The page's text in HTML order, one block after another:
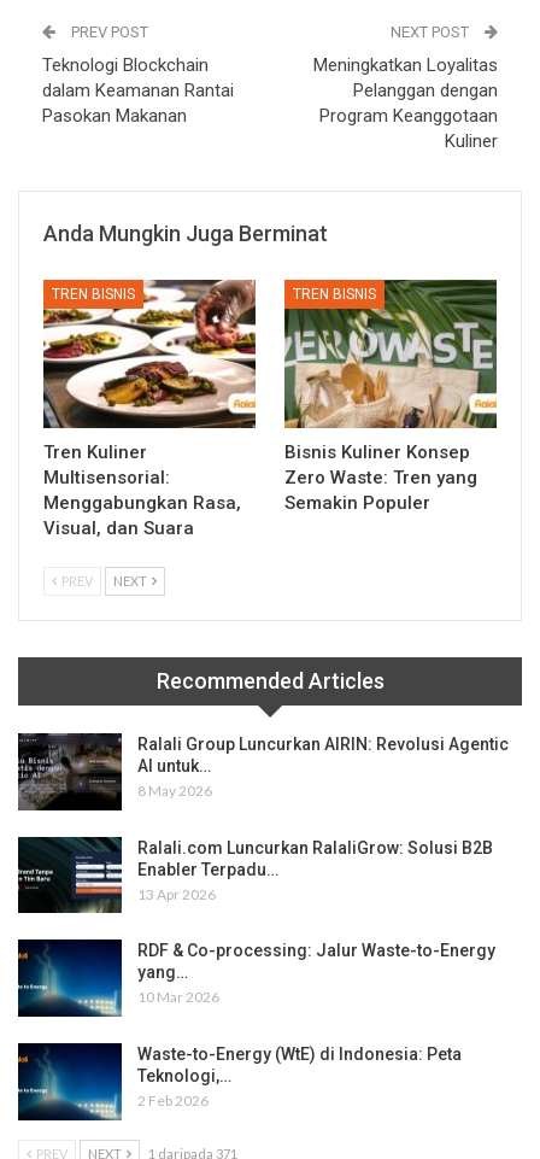
PREV POST
Teknologi Blockchain
dalam Keamanan Rantai
Pasokan Makanan
NEXT POST
Meningkatkan Loyalitas
Pelanggan dengan
Program Keanggotaan
Kuliner
Anda Mungkin Juga Berminat
TREN BISNIS
Tren Kuliner
Multisensorial:
Menggabungkan Rasa,
Visual, dan Suara
TREN BISNIS
Bisnis Kuliner Konsep
Zero Waste: Tren yang
Semakin Populer
PREV NEXT
Recommended Articles
Ralali Group Luncurkan AIRIN: Revolusi Agentic
AI untuk…
8 May 2026
Ralali.com Luncurkan RalaliGrow: Solusi B2B
Enabler Terpadu…
13 Apr 2026
RDF & Co-processing: Jalur Waste-to-Energy
yang…
10 Mar 2026
Waste-to-Energy (WtE) di Indonesia: Peta
Teknologi,…
2 Feb 2026
PREV NEXT 1 daripada 371